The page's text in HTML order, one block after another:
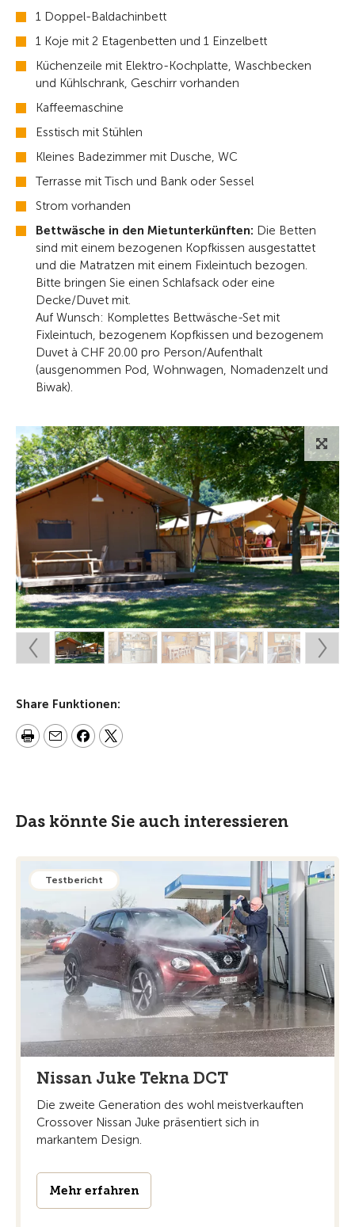
1 Doppel-Baldachinbett
1 Koje mit 2 Etagenbetten und 1 Einzelbett
Küchenzeile mit Elektro-Kochplatte, Waschbecken
und Kühlschrank, Geschirr vorhanden
Kaffeemaschine
Esstisch mit Stühlen
Kleines Badezimmer mit Dusche, WC
Terrasse mit Tisch und Bank oder Sessel
Strom vorhanden
Bettwäsche in den Mietunterkünften: Die Betten
sind mit einem bezogenen Kopfkissen ausgestattet
und die Matratzen mit einem Fixleintuch bezogen.
Bitte bringen Sie einen Schlafsack oder eine
Decke/Duvet mit.
Auf Wunsch: Komplettes Bettwäsche-Set mit
Fixleintuch, bezogenem Kopfkissen und bezogenem
Duvet à CHF 20.00 pro Person/Aufenthalt
(ausgenommen Pod, Wohnwagen, Nomadenzelt und
Biwak).
Share Funktionen:
Das könnte Sie auch interessieren
Testbericht
Nissan Juke Tekna DCT
Die zweite Generation des wohl meistverkauften
Crossover Nissan Juke präsentiert sich in
markantem Design.
Mehr erfahren